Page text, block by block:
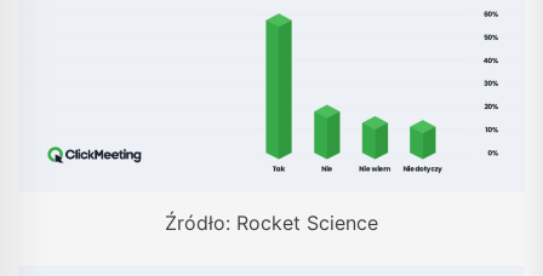
Źródło: Rocket Science